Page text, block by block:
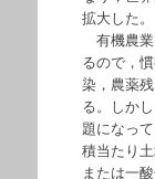
拡大した。
有機農業
るので，
染，農薬
る。しか
題になっ
積当たり
または一